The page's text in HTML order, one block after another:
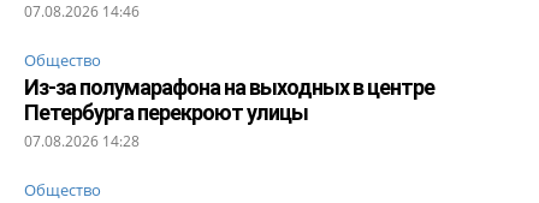
07.08.2026 14:46
Общество
Из-за полумарафона на выходных в центре
Петербурга перекроют улицы
07.08.2026 14:28
Общество